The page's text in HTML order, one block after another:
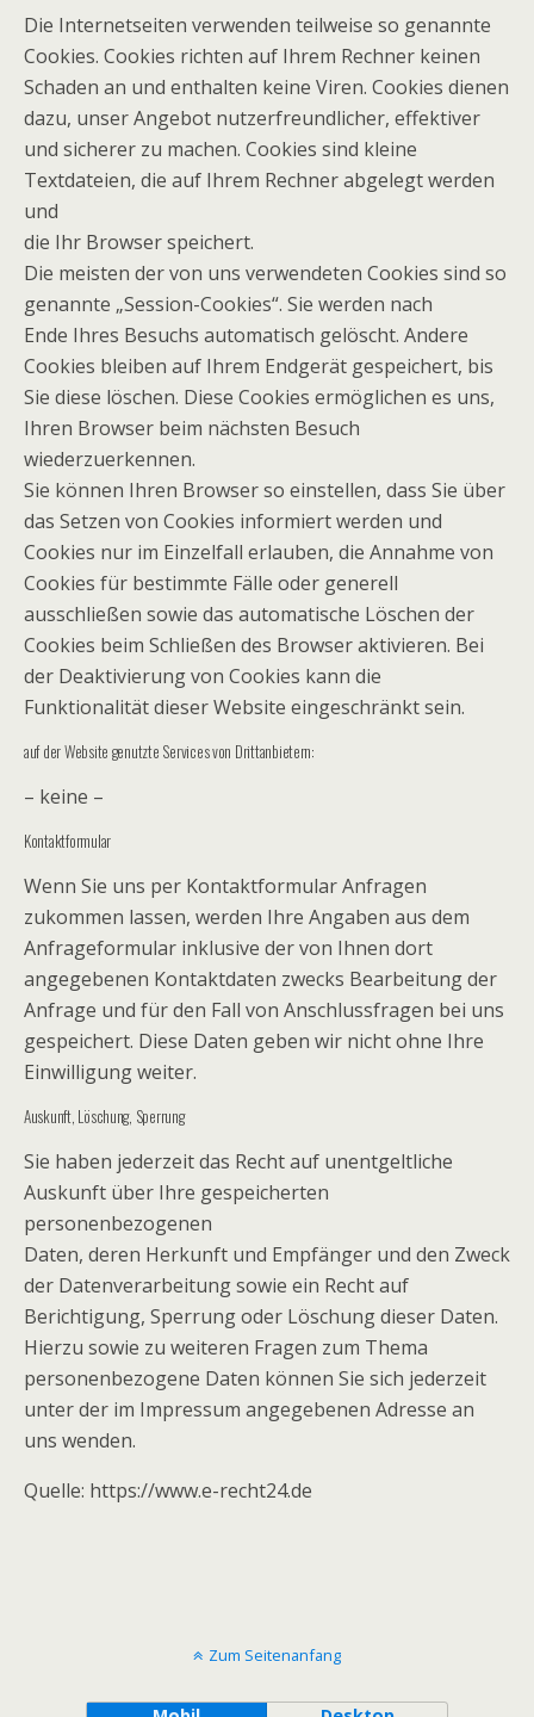
Die Internetseiten verwenden teilweise so genannte
Cookies. Cookies richten auf Ihrem Rechner keinen
Schaden an und enthalten keine Viren. Cookies dienen
dazu, unser Angebot nutzerfreundlicher, effektiver
und sicherer zu machen. Cookies sind kleine
Textdateien, die auf Ihrem Rechner abgelegt werden
und
die Ihr Browser speichert.
Die meisten der von uns verwendeten Cookies sind so
genannte „Session-Cookies“. Sie werden nach
Ende Ihres Besuchs automatisch gelöscht. Andere
Cookies bleiben auf Ihrem Endgerät gespeichert, bis
Sie diese löschen. Diese Cookies ermöglichen es uns,
Ihren Browser beim nächsten Besuch
wiederzuerkennen.
Sie können Ihren Browser so einstellen, dass Sie über
das Setzen von Cookies informiert werden und
Cookies nur im Einzelfall erlauben, die Annahme von
Cookies für bestimmte Fälle oder generell
ausschließen sowie das automatische Löschen der
Cookies beim Schließen des Browser aktivieren. Bei
der Deaktivierung von Cookies kann die
Funktionalität dieser Website eingeschränkt sein.
auf der Website genutzte Services von Drittanbietern:
– keine –
Kontaktformular
Wenn Sie uns per Kontaktformular Anfragen
zukommen lassen, werden Ihre Angaben aus dem
Anfrageformular inklusive der von Ihnen dort
angegebenen Kontaktdaten zwecks Bearbeitung der
Anfrage und für den Fall von Anschlussfragen bei uns
gespeichert. Diese Daten geben wir nicht ohne Ihre
Einwilligung weiter.
Auskunft, Löschung, Sperrung
Sie haben jederzeit das Recht auf unentgeltliche
Auskunft über Ihre gespeicherten
personenbezogenen
Daten, deren Herkunft und Empfänger und den Zweck
der Datenverarbeitung sowie ein Recht auf
Berichtigung, Sperrung oder Löschung dieser Daten.
Hierzu sowie zu weiteren Fragen zum Thema
personenbezogene Daten können Sie sich jederzeit
unter der im Impressum angegebenen Adresse an
uns wenden.
Quelle: https://www.e-recht24.de
Zum Seitenanfang